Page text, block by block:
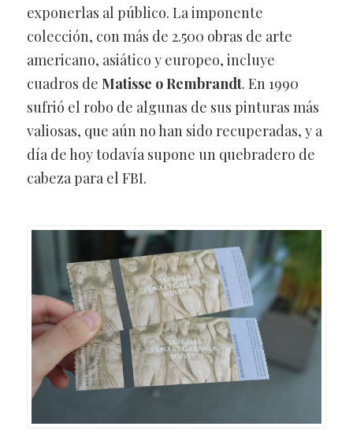
exponerlas al público. La imponente
colección, con más de 2.500 obras de arte
americano, asiático y europeo, incluye
cuadros de Matisse o Rembrandt. En 1990
sufrió el robo de algunas de sus pinturas más
valiosas, que aún no han sido recuperadas, y a
día de hoy todavía supone un quebradero de
cabeza para el FBI.